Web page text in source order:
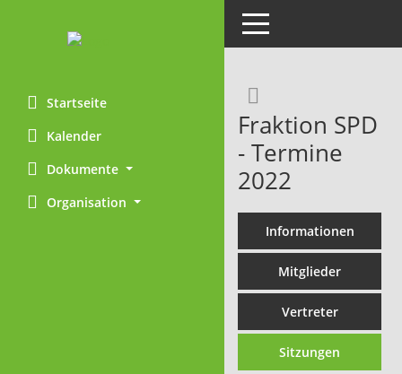
Startseite
Kalender
Dokumente
Organisation
Toggle navigation
Fraktion SPD
- Termine
2022
Informationen
Mitglieder
Vertreter
Sitzungen